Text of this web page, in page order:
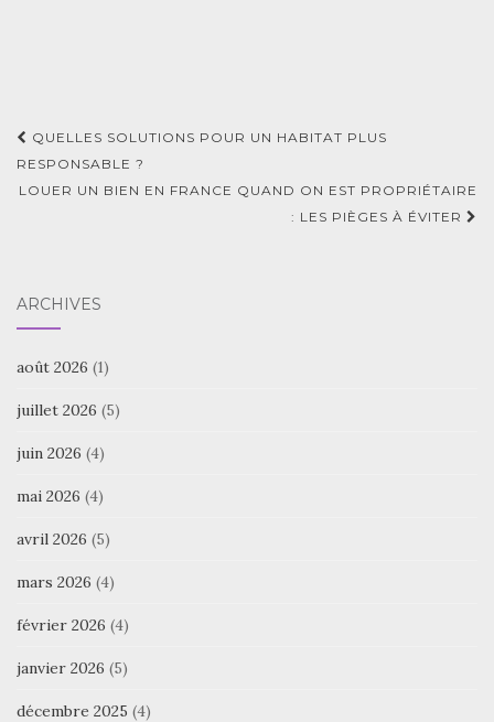
Navigation
d'article
QUELLES SOLUTIONS POUR UN HABITAT PLUS
RESPONSABLE ?
LOUER UN BIEN EN FRANCE QUAND ON EST PROPRIÉTAIRE
: LES PIÈGES À ÉVITER
ARCHIVES
août 2026 (1)
juillet 2026 (5)
juin 2026 (4)
mai 2026 (4)
avril 2026 (5)
mars 2026 (4)
février 2026 (4)
janvier 2026 (5)
décembre 2025 (4)